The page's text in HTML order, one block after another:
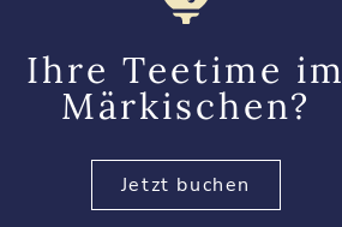
Ihre Teetime im
Märkischen?
Jetzt buchen